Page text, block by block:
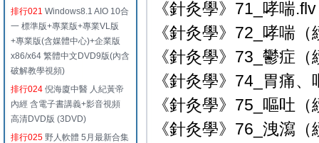
排行021 Windows8.1 AIO 10合
一 標準版+專業版+專業VL版
+專業版(含媒體中心)+企業版
x86/x64 繁體中文DVD9版(內含
破解教學視頻)
排行024 倪海廈中醫 人紀黃帝
內經 含電子書講義+影音視頻
高清DVD版 (3DVD)
排行025 野人軟體 5月最新合集
《針灸學》71_哮喘.flv
《針灸學》72_哮喘
《針灸學》73_鬱症
《針灸學》74_胃痛、
《針灸學》75_嘔吐
《針灸學》76_洩瀉